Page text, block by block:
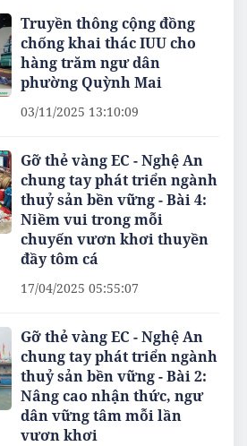
Truyền thông cộng đồng
chống khai thác IUU cho
hàng trăm ngư dân
phường Quỳnh Mai
03/11/2025 13:10:09
Gỡ thẻ vàng EC - Nghệ An
chung tay phát triển ngành
thuỷ sản bền vững - Bài 4:
Niềm vui trong mỗi
chuyến vươn khơi thuyền
đầy tôm cá
17/04/2025 05:55:07
Gỡ thẻ vàng EC - Nghệ An
chung tay phát triển ngành
thuỷ sản bền vững - Bài 2:
Nâng cao nhận thức, ngư
dân vững tâm mỗi lần
vươn khơi